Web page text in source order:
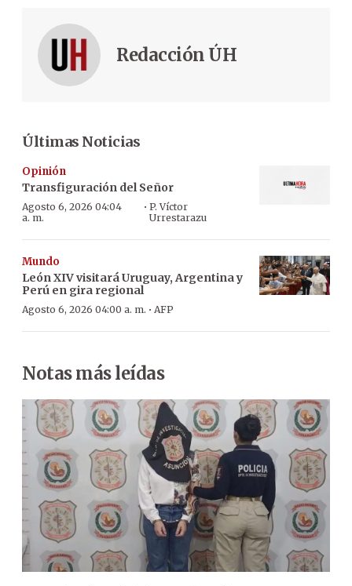
Redacción ÚH
Últimas Noticias
Opinión
Transfiguración del Señor
Agosto 6, 2026 04:04
a. m.
· P. Víctor
Urrestarazu
Mundo
León XIV visitará Uruguay, Argentina y
Perú en gira regional
Agosto 6, 2026 04:00 a. m. · AFP
Notas más leídas